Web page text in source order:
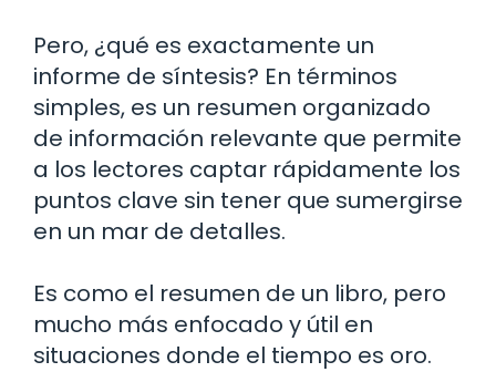
Pero, ¿qué es exactamente un
informe de síntesis? En términos
simples, es un resumen organizado
de información relevante que permite
a los lectores captar rápidamente los
puntos clave sin tener que sumergirse
en un mar de detalles.
Es como el resumen de un libro, pero
mucho más enfocado y útil en
situaciones donde el tiempo es oro.